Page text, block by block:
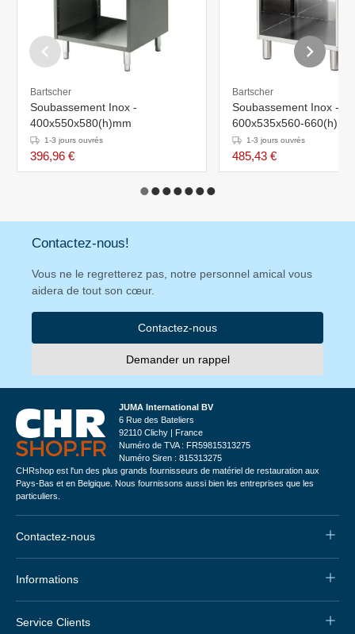
Bartscher
Soubassement Inox -
400x550x580(h)mm
1-3 jours ouvrés
396,96 €
Bartscher
Soubassement Inox -
600x535x560-
1-3 jours ouvrés
485,43 €
Contactez-nous!
Vous ne le regretterez pas, notre personnel amical vous
aidera de tout son cœur.
Contactez-nous
Demander un rappel
JUMA International BV
6 Rue des Bateliers
92110 Clichy | France
Numéro de TVA : FR59815313275
Numéro Siren : 815313275
CHRshop est l'un des plus grands fournisseurs de matériel de restauration aux
Pays-Bas et en Belgique. Nous fournissons aussi bien les entreprises que les
particuliers.
Contactez-nous
Informations
Service Clients